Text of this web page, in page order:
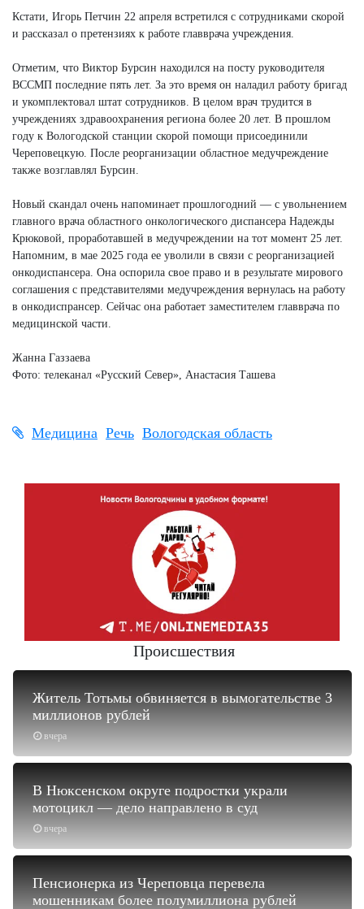
Кстати, Игорь Петчин 22 апреля встретился с сотрудниками скорой
и рассказал о претензиях к работе главврача учреждения.
Отметим, что Виктор Бурсин находился на посту руководителя
ВССМП последние пять лет. За это время он наладил работу бригад
и укомплектовал штат сотрудников. В целом врач трудится в
учреждениях здравоохранения региона более 20 лет. В прошлом
году к Вологодской станции скорой помощи присоединили
Череповецкую. После реорганизации областное медучреждение
также возглавлял Бурсин.
Новый скандал очень напоминает прошлогодний — с увольнением
главного врача областного онкологического диспансера Надежды
Крюковой, проработавшей в медучреждении на тот момент 25 лет.
Напомним, в мае 2025 года ее уволили в связи с реорганизацией
онкодиспансера. Она оспорила свое право и в результате мирового
соглашения с представителями медучреждения вернулась на работу
в онкодиспрансер. Сейчас она работает заместителем главврача по
медицинской части.
Жанна Газзаева
Фото: телеканал «Русский Север», Анастасия Ташева
Медицина Речь Вологодская область
Происшествия
вчера
Житель Тотьмы обвиняется в вымогательстве 3
миллионов рублей
вчера
В Нюксенском округе подростки украли
мотоцикл — дело направлено в суд
Пенсионерка из Череповца перевела
мошенникам более полумиллиона рублей